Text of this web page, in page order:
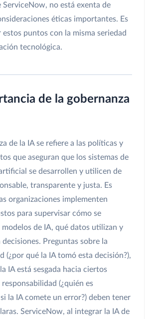
ServiceNow, no está exenta de
éticas importantes. Es
puntos con la misma seriedad
tecnológica.
de la gobernanza
de la IA se refiere a las políticas y
que aseguran que los sistemas de
se desarrollen y utilicen de
transparente y justa. Es
organizaciones implementen
para supervisar cómo se
de IA, qué datos utilizan y
Preguntas sobre la
(¿por qué la IA tomó esta decisión?),
IA está sesgada hacia ciertos
responsabilidad (¿quién es
la IA comete un error?) deben tener
ServiceNow, al integrar la IA de